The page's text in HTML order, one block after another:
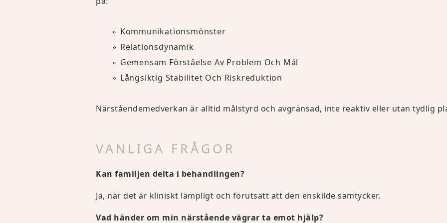
Kommunikationsmönster
Relationsdynamik
Gemensam Förståelse Av Problem Och Mål
Långsiktig Stabilitet Och Riskreduktion
Närståendemedverkan är alltid målstyrd och avgränsad, inte reaktiv eller utan tydlig
VANLIGA FRÅGOR
Kan familjen delta i behandlingen?
Ja, när det är kliniskt lämpligt och förutsatt att den enskilde samtycker.
Vad händer om min närstående vägrar ta emot hjälp?